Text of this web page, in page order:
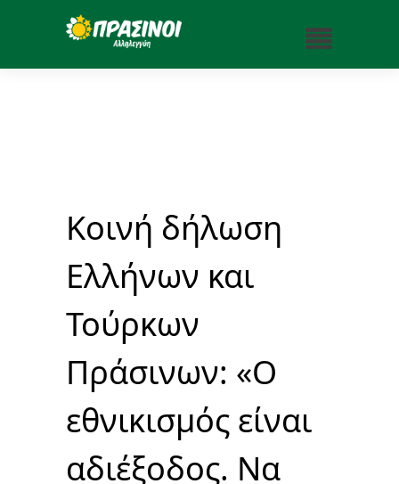
Κοινή δήλωση
Ελλήνων και
Τούρκων
Πράσινων: «Ο
εθνικισμός είναι
αδιέξοδος. Να